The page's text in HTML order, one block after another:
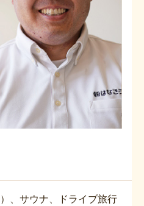
、サウナ、ドライブ旅行